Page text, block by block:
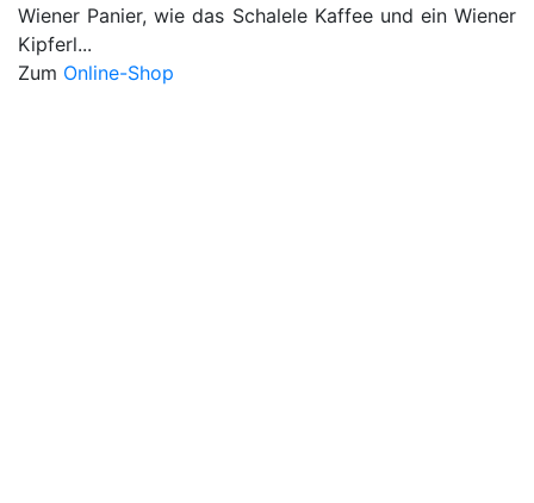
Wiener Panier, wie das Schalele Kaffee und ein Wiener
Kipferl...
Zum Online-Shop